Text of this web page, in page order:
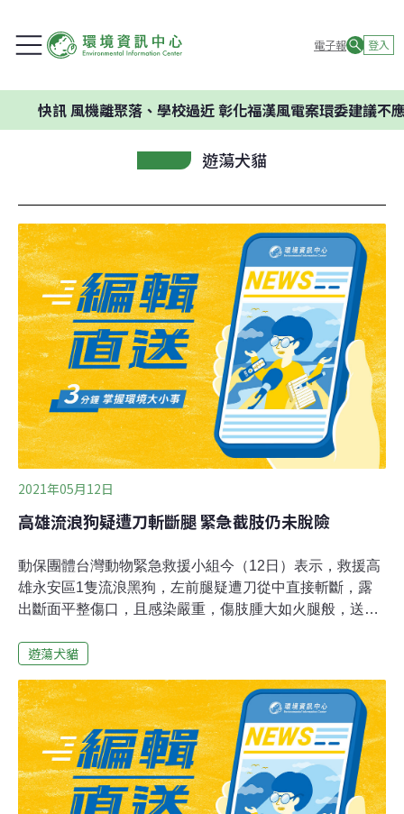
電子報 登入
風機離聚落、學校過近 彰化福漢風電案環委建議不應開發
遊蕩犬貓
2021年05月12日
高雄流浪狗疑遭刀斬斷腿 緊急截肢仍未脫險
動保團體台灣動物緊急救援小組今（12日）表示，救援高
雄永安區1隻流浪黑狗，左前腿疑遭刀從中直接斬斷，露
出斷面平整傷口，且感染嚴重，傷肢腫大如火腿般，送醫
救援小組指出，永安區阿公店溪旁的高21線鄉道新港海堤
傷口，且因感染嚴重，傷肢腫脹如火腿，狗兒痛苦慘叫，
生不如死；民眾不忍向小組求救。大隊長倪兆成率獸醫師
趙士雄及救援團隊，趕往永安海堤邊展開營救，所幸過程
順利，很快將傷犬捕捉後送往動物醫院搶救，目前傷犬剛
做完截肢手術，身體仍相當虛弱，需要長時間休養恢復，
希望牠能度過難關。小組感嘆施虐者「冷血、殘酷」，呼
遊蕩犬貓